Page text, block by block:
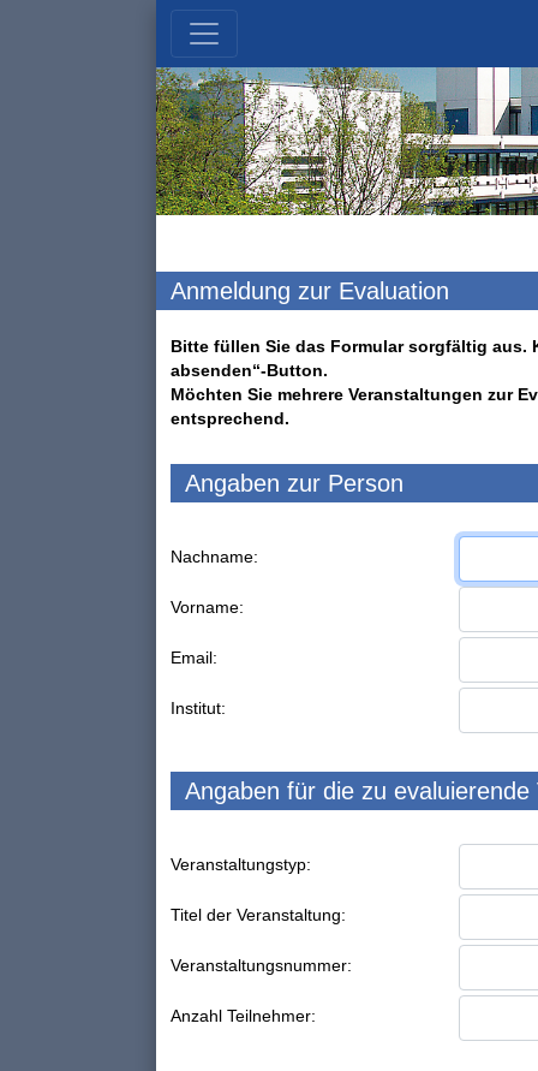
Anmeldung zur Evaluation
Bitte füllen Sie das Formular sorgfältig aus.
absenden“-Button.
Möchten Sie mehrere Veranstaltungen zur
entsprechend.
Angaben zur Person
Nachname:
Vorname:
Email:
Institut:
Angaben für die zu evaluierende
Veranstaltungstyp:
Titel der Veranstaltung:
Veranstaltungsnummer:
Anzahl Teilnehmer: